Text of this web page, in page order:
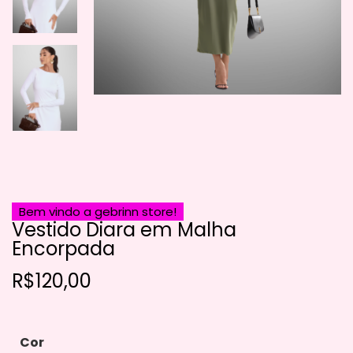
Bem vindo a gebrinn store!
Vestido Diara em Malha
Encorpada
R$120,00
Cor